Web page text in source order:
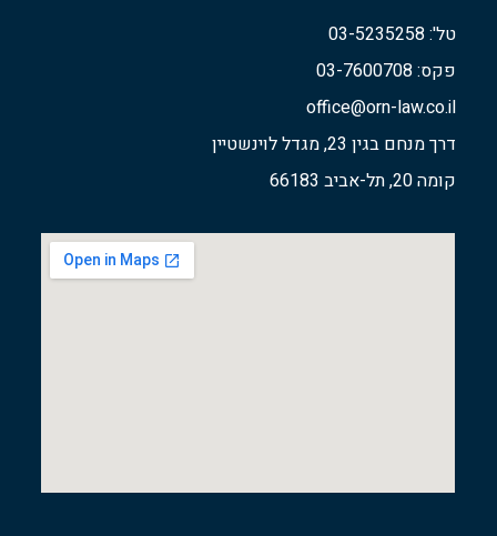
טל': 03-5235258
פקס: 03-7600708
office@orn-law.co.il
דרך מנחם בגין 23, מגדל לוינשטיין
קומה 20, תל-אביב 66183